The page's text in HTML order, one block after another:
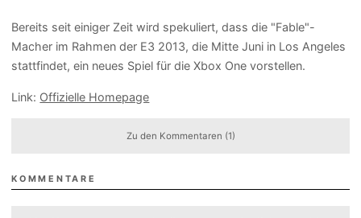
Bereits seit einiger Zeit wird spekuliert, dass die "Fable"-
Macher im Rahmen der E3 2013, die Mitte Juni in Los Angeles
stattfindet, ein neues Spiel für die Xbox One vorstellen.
Link: Offizielle Homepage
Zu den Kommentaren (1)
KOMMENTARE